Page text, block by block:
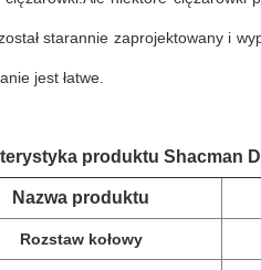
starannie zaprojektowany i
jest łatwe.
produktu Shacman
Nazwa produktu
Rozstaw kołowy